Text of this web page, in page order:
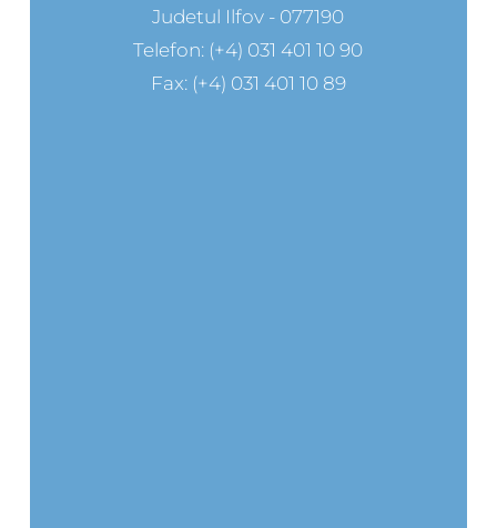
Judetul Ilfov - 077190
Telefon: (+4) 031 401 10 90
Fax: (+4) 031 401 10 89